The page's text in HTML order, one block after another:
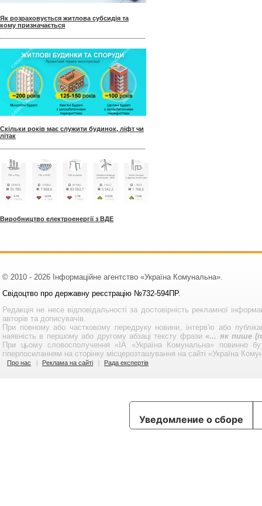
Як розраховується житлова субсидія та
кому призначається
Скільки років має служити будинок, ліфт чи
літак
Виробництво електроенергії з ВДЕ
© 2010 - 2026 Інформаційне агентство «Україна Комунальна».
Свідоцтво про державну реєстрацію №732-594ПР.
Редакція не несе відповідальності за достовірність рекламної
авторів та дописувачів.
При повному або частковому передруку новини, інтерв'ю або
наявність в першому або другому абзаці тексту фрази«... як пише
При цьому словосполучення «ІА «Україна Комунальна» повинно
гіперпосиланням на сторінку місцерозташування на сайті «Україна
Про нас Реклама на сайті Рада експертів
Уведомление о сборе